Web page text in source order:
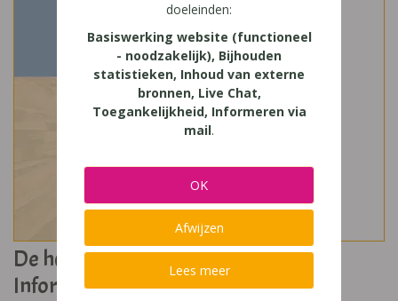
De h@ndel en wij 6.1 Boekhouden -
Informatica
doeleinden:
Basiswerking website (functioneel
- noodzakelijk), Bijhouden
statistieken, Inhoud van externe
bronnen, Live Chat,
Toegankelijkheid, Informeren via
mail.
OK
Afwijzen
Lees meer